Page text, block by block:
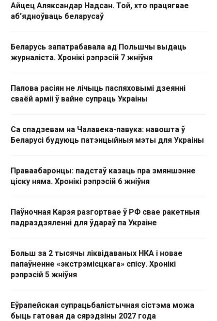
Айцец Аляксандар Надсан. Той, хто працягвае
аб'ядноўваць беларусаў
Беларусь запатрабавала ад Польшчы выдаць
журналіста. Хронікі рэпрэсій 7 жніўня
Палова расіян не лічыць паспяховымі дзеянні
сваёй арміі ў вайне супраць Украіны
Са спадзевам на Чалавека-павука: навошта ў
Беларусі будуюць патэнцыйныя мэты для Украіны
Праваабаронцы: падстаў казаць пра змяншэнне
ціску няма. Хронікі рэпрэсій 6 жніўня
Паўночная Карэя разгортвае ў РФ свае ракетныя
падраздзяленні для ўдараў па Украіне
Больш за 2 тысячы ліквідаваных НКА і новае
папаўненне «экстрэмісцкага» спісу. Хронікі
рэпрэсій 5 жніўня
Еўрапейская супрацьбалістычная сістэма можа
быць гатовая да сярэдзіны 2027 года